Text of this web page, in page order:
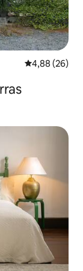
Gemiddelde
4,88 (26)